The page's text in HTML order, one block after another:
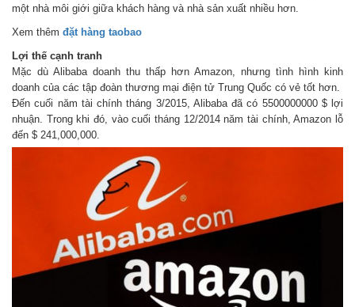
một nhà môi giới giữa khách hàng và nhà sản xuất nhiều hơn.
Xem thêm đặt hàng taobao
Lợi thế cạnh tranh
Mặc dù Alibaba doanh thu thấp hơn Amazon, nhưng tình hình kinh
doanh của các tập đoàn thương mại điện tử Trung Quốc có vẻ tốt hơn.
Đến cuối năm tài chính tháng 3/2015, Alibaba đã có 5500000000 $ lợi
nhuận. Trong khi đó, vào cuối tháng 12/2014 năm tài chính, Amazon lỗ
đến $ 241,000,000.